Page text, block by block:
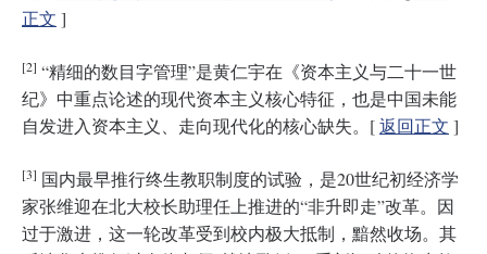
正文 ]
[2] “精细的数目字管理”是黄仁宇在《资本主义与二十一世
纪》中重点论述的现代资本主义核心特征，也是中国未能
自发进入资本主义、走向现代化的核心缺失。[返回正文 ]
[3] 国内最早推行终生教职制度的试验，是20世纪初经济学
家张维迎在北大校长助理任上推进的“非升即走”改革。因
过于激进，这一轮改革受到校内极大抵制，黯然收场。其